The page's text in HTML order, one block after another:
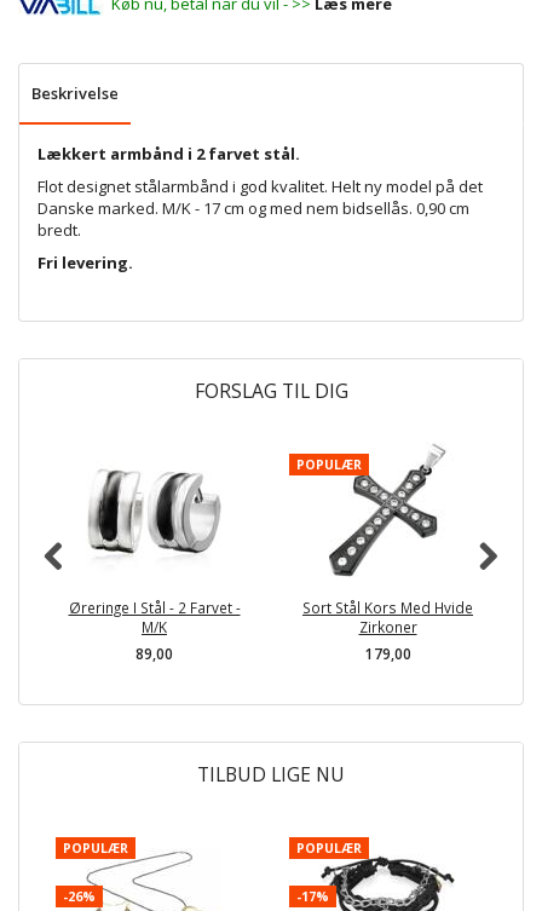
Beskrivelse
Lækkert armbånd i 2 farvet stål.
Flot designet stålarmbånd i god kvalitet. Helt ny model på det
Danske marked. M/K - 17 cm og med nem bidsellås. 0,90 cm
bredt.
Fri levering.
FORSLAG TIL DIG
Øreringe I Stål - 2 Farvet -
M/K
89,00
POPULÆR
Sort Stål Kors Med Hvide
Zirkoner
179,00
TILBUD LIGE NU
POPULÆR
-26%
POPULÆR
-17%